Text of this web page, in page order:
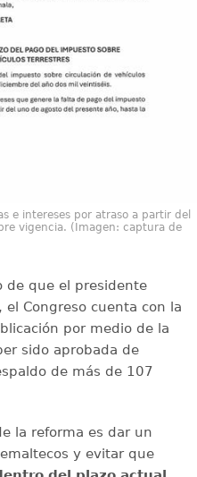
e intereses por atraso a partir del
vigencia. (Imagen: captura de
de que el presidente
Congreso cuenta con la
por medio de la
sido aprobada de
de más de 107
la reforma es dar un
y evitar que